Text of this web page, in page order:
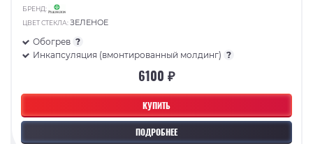
КУПИТЬ
ПОДРОБНЕЕ
БРЕНД:
ЦВЕТ СТЕКЛА:ЗЕЛЕНОЕ
Обогрев ?
Инкапсуляция (вмонтированный молдинг) ?
6100 ₽